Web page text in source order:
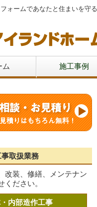
ォームであなたと住まいを守
ム 施工事例
取扱業務
改装、修繕、メンテナン
ください。
内部造作工事